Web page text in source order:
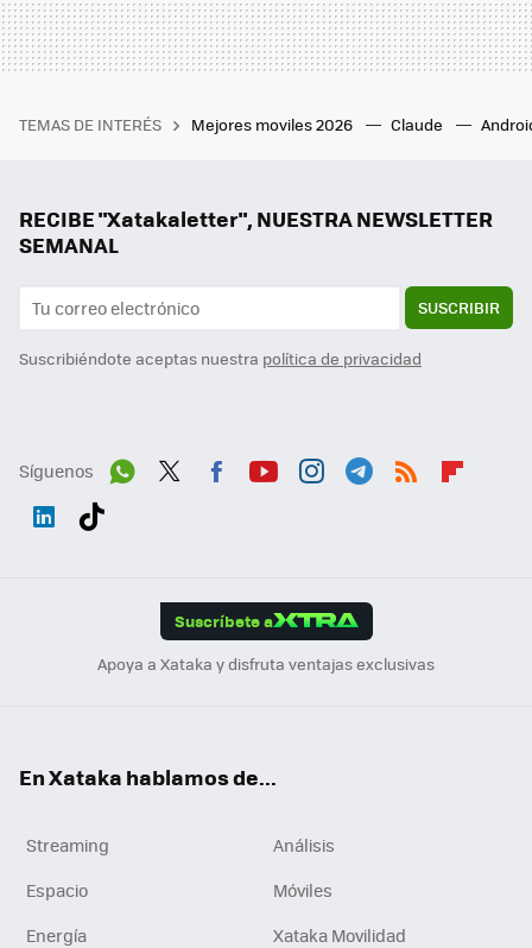
TEMAS DE INTERÉS Mejores moviles 2026 Claude
RECIBE "Xatakaletter", NUESTRA NEWSLETTER
SEMANAL
SUSCRIBIR
Suscribiéndote aceptas nuestra política de privacidad
Síguenos
Suscríbete a
Apoya a Xataka y disfruta ventajas exclusivas
En Xataka hablamos de...
Streaming
Análisis
Espacio
Móviles
Energía
Xataka Movilidad